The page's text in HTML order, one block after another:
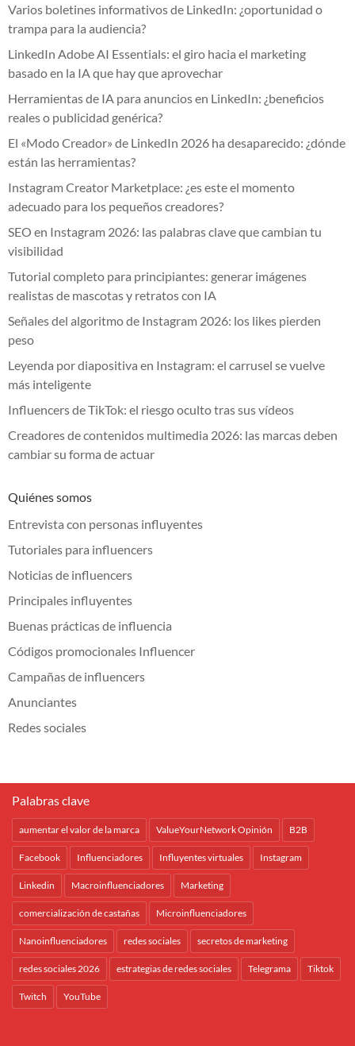
Varios boletines informativos de LinkedIn: ¿oportunidad o
trampa para la audiencia?
LinkedIn Adobe AI Essentials: el giro hacia el marketing
basado en la IA que hay que aprovechar
Herramientas de IA para anuncios en LinkedIn: ¿beneficios
reales o publicidad genérica?
El «Modo Creador» de LinkedIn 2026 ha desaparecido: ¿dónde
están las herramientas?
Instagram Creator Marketplace: ¿es este el momento
adecuado para los pequeños creadores?
SEO en Instagram 2026: las palabras clave que cambian tu
visibilidad
Tutorial completo para principiantes: generar imágenes
realistas de mascotas y retratos con IA
Señales del algoritmo de Instagram 2026: los likes pierden
peso
Leyenda por diapositiva en Instagram: el carrusel se vuelve
más inteligente
Influencers de TikTok: el riesgo oculto tras sus vídeos
Creadores de contenidos multimedia 2026: las marcas deben
cambiar su forma de actuar
Quiénes somos
Entrevista con personas influyentes
Tutoriales para influencers
Noticias de influencers
Principales influyentes
Buenas prácticas de influencia
Códigos promocionales Influencer
Campañas de influencers
Anunciantes
Redes sociales
Palabras clave
aumentar el valor de la marca ValueYourNetwork Opinión B2B
Facebook Influenciadores Influyentes virtuales Instagram
Linkedin Macroinfluenciadores Marketing
comercialización de castañas Microinfluenciadores
Nanoinfluenciadores redes sociales secretos de marketing
redes sociales 2026 estrategias de redes sociales Telegrama Tiktok
Twitch YouTube